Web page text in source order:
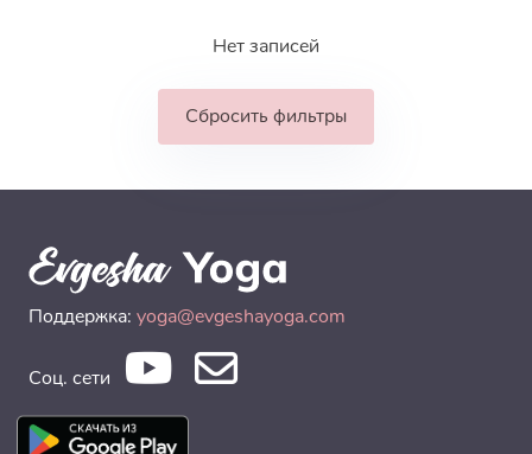
Нет записей
Сбросить фильтры
Поддержка: yoga@evgeshayoga.com
Соц. сети